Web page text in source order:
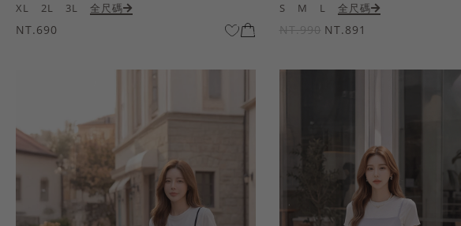
XL 2L 3L 全尺碼
NT.690
S M L 全尺碼
NT.990 NT.891